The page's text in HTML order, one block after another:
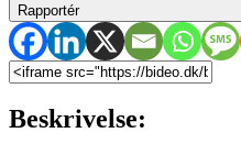
Rapportér
Beskrivelse: